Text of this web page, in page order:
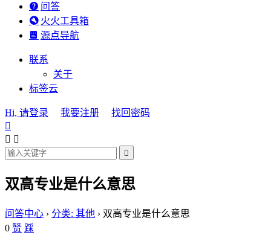
问答
火火工具箱
源点导航
联系
关于
标签云
Hi, 请登录 我要注册
找回密码

 

双高专业是什么意思
问答中心 › 分类: 其他 › 双高专业是什么意思
0 赞 踩